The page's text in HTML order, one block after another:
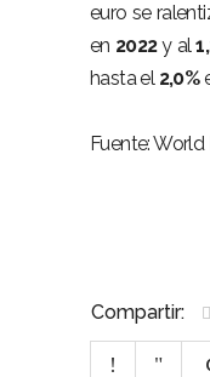
euro se
en 2022y al
hasta el 2,0%
Fuente:
Compartir: